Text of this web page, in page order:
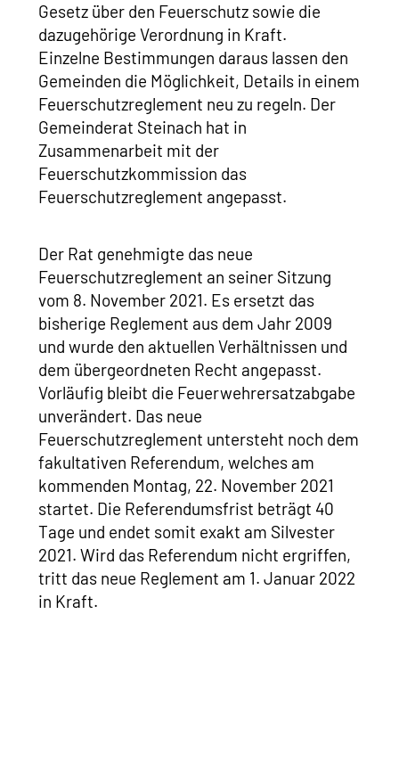
Gesetz über den Feuerschutz sowie die
dazugehörige Verordnung in Kraft.
Einzelne Bestimmungen daraus lassen den
Gemeinden die Möglichkeit, Details in einem
Feuerschutzreglement neu zu regeln. Der
Gemeinderat Steinach hat in
Zusammenarbeit mit der
Feuerschutzkommission das
Feuerschutzreglement angepasst.
Der Rat genehmigte das neue
Feuerschutzreglement an seiner Sitzung
vom 8. November 2021. Es ersetzt das
bisherige Reglement aus dem Jahr 2009
und wurde den aktuellen Verhältnissen und
dem übergeordneten Recht angepasst.
Vorläufig bleibt die Feuerwehrersatzabgabe
unverändert. Das neue
Feuerschutzreglement untersteht noch dem
fakultativen Referendum, welches am
kommenden Montag, 22. November 2021
startet. Die Referendumsfrist beträgt 40
Tage und endet somit exakt am Silvester
2021. Wird das Referendum nicht ergriffen,
tritt das neue Reglement am 1. Januar 2022
in Kraft.